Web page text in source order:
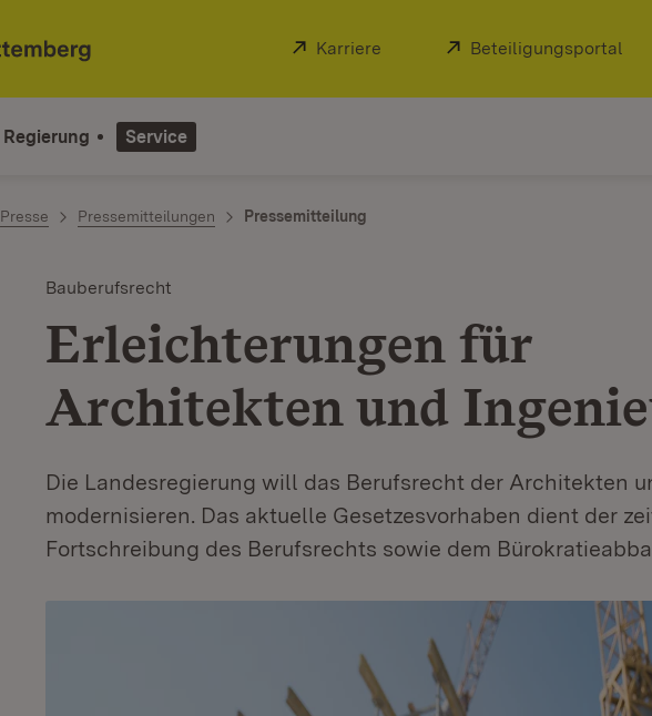
Extern:
Karriere (Öffnet in neuem Fenster)
Extern:
Beteiligungsportal
Regierung Service
Presse Pressemitteilungen Pressemitteilung
Bauberufsrecht
Erleichterungen für
Architekten und
Die Landesregierung will das Berufsrecht der Architekten
modernisieren. Das aktuelle Gesetzesvorhaben dient der
Fortschreibung des Berufsrechts sowie dem